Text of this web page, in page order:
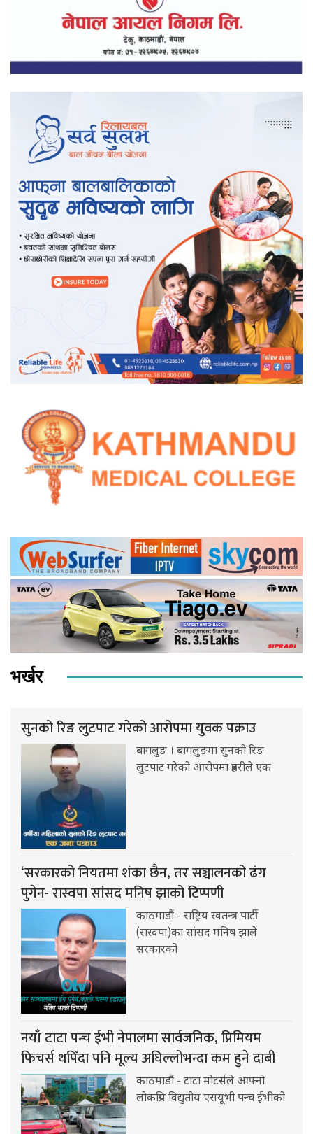
भर्खर
सुनको रिङ लुटपाट गरेको आरोपमा युवक पक्राउ
बागलुङ । बागलुङमा सुनको रिङ
लुटपाट गरेको आरोपमा प्रहरीले एक
‘सरकारको नियतमा शंका छैन, तर सञ्चालनको ढंग
पुगेन- रास्वपा सांसद मनिष झाको टिप्पणी
काठमाडौं - राष्ट्रिय स्वतन्त्र पार्टी
(रास्वपा)का सांसद मनिष झाले
सरकारको
नयाँ टाटा पन्च ईभी नेपालमा सार्वजनिक, प्रिमियम
फिचर्स थपिँदा पनि मूल्य अघिल्लोभन्दा कम हुने दाबी
काठमाडौं - टाटा मोटर्सले आफ्नो
लोकप्रिय विद्युतीय एसयूभी पन्च ईभीको